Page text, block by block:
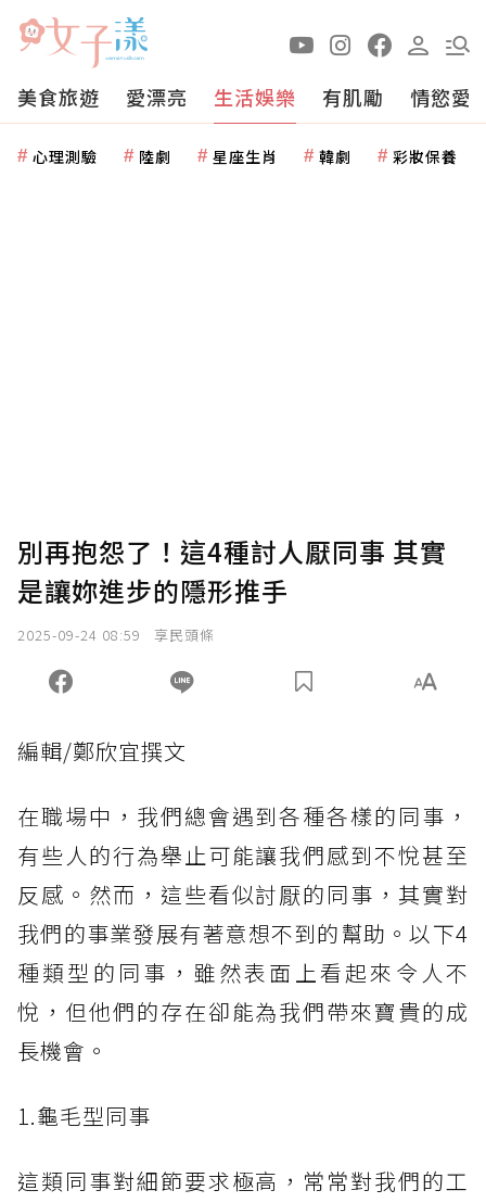
美食旅遊 愛漂亮 生活娛樂 有肌勵 情慾愛
心理測驗 陸劇 星座生肖 韓劇 彩妝保養
別再抱怨了！這4種討人厭同事 其實
是讓妳進步的隱形推手
2025-09-24 08:59 享民頭條
編輯/鄭欣宜撰文
在職場中，我們總會遇到各種各樣的同事，
有些人的行為舉止可能讓我們感到不悅甚至
反感。然而，這些看似討厭的同事，其實對
我們的事業發展有著意想不到的幫助。以下4
種類型的同事，雖然表面上看起來令人不
悅，但他們的存在卻能為我們帶來寶貴的成
長機會。
1.龜毛型同事
這類同事對細節要求極高，常常對我們的工